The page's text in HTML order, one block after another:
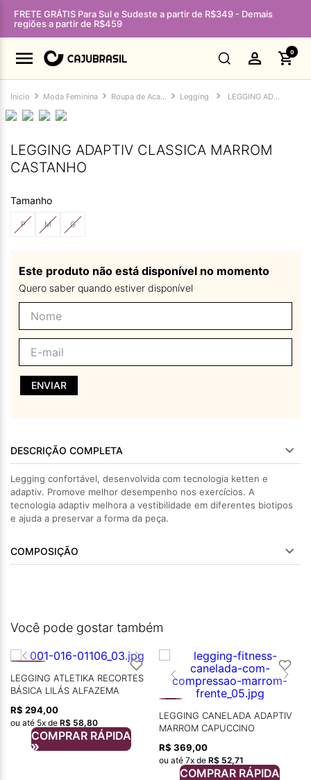
FRETE GRÁTIS Para Sul e Sudeste a partir de R$349 - Demais
regiões a partir de R$459
0
Moda Feminina Roupa de Academia Feminina Legging LEGGING ADAPTIV CLASSICA MARROM CASTANHO
LEGGING ADAPTIV CLASSICA MARROM
CASTANHO
Tamanho
P M G
Este produto não está disponível no momento
Quero saber quando estiver disponível
ENVIAR
DESCRIÇÃO COMPLETA
Legging confortável, desenvolvida com tecnologia ketten e
adaptiv. Promove melhor desempenho nos exercícios. A
tecnologia adaptiv melhora a vestibilidade em diferentes biotipos
e ajuda a preservar a forma da peça.
COMPOSIÇÃO
Você pode gostar também
LEGGING ATLETIKA RECORTES
BÁSICA LILÁS ALFAZEMA
R$ 294,00
ou até 5x de R$ 58,80
COMPRAR RÁPIDA
LEGGING CANELADA ADAPTIV
MARROM CAPUCCINO
R$ 369,00
ou até 7x de R$ 52,71
COMPRAR RÁPIDA